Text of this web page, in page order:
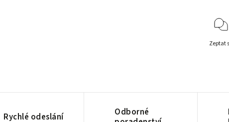
Zeptat
Rychlé odeslání
Odborné